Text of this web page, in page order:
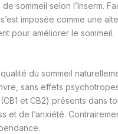
sommeil selon l’Inserm.
imposée comme une
pour améliorer le sommeil.
sans effets
et CB2) présents dans
de l’anxiété.